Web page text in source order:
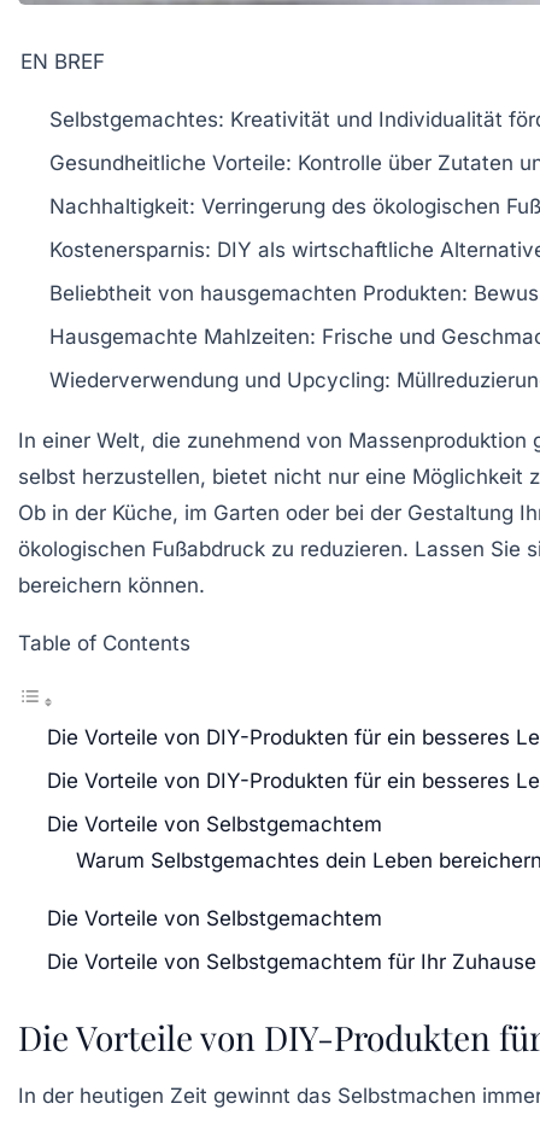
EN BREF
Selbstgemachtes: Kreativität und Individualität
Gesundheitliche Vorteile: Kontrolle über Zutaten
Nachhaltigkeit: Verringerung des ökologischen
Kostenersparnis: DIY als wirtschaftliche
Beliebtheit von hausgemachten Produkten:
Hausgemachte Mahlzeiten: Frische und
Wiederverwendung und Upcycling:
In einer Welt, die zunehmend von
selbst herzustellen, bietet nicht nur eine
Ob in der Küche, im Garten oder bei der Gestaltung
ökologischen Fußabdruck zu reduzieren. Lassen Sie
bereichern können.
Table of Contents
Die Vorteile von DIY-Produkten für ein besseres
Die Vorteile von DIY-Produkten für ein besseres
Die Vorteile von Selbstgemachtem
Warum Selbstgemachtes dein Leben
Die Vorteile von Selbstgemachtem
Die Vorteile von Selbstgemachtem für Ihr Zuhause
Die Vorteile von DIY-Produkten
In der heutigen Zeit gewinnt das Selbstmachen